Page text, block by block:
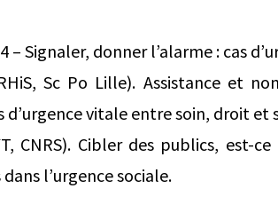
– Signaler, donner l’alarme : cas
Sc Po Lille). Assistance et
d’urgence vitale entre soin, droit et
CNRS). Cibler des publics, est-
l’urgence sociale.